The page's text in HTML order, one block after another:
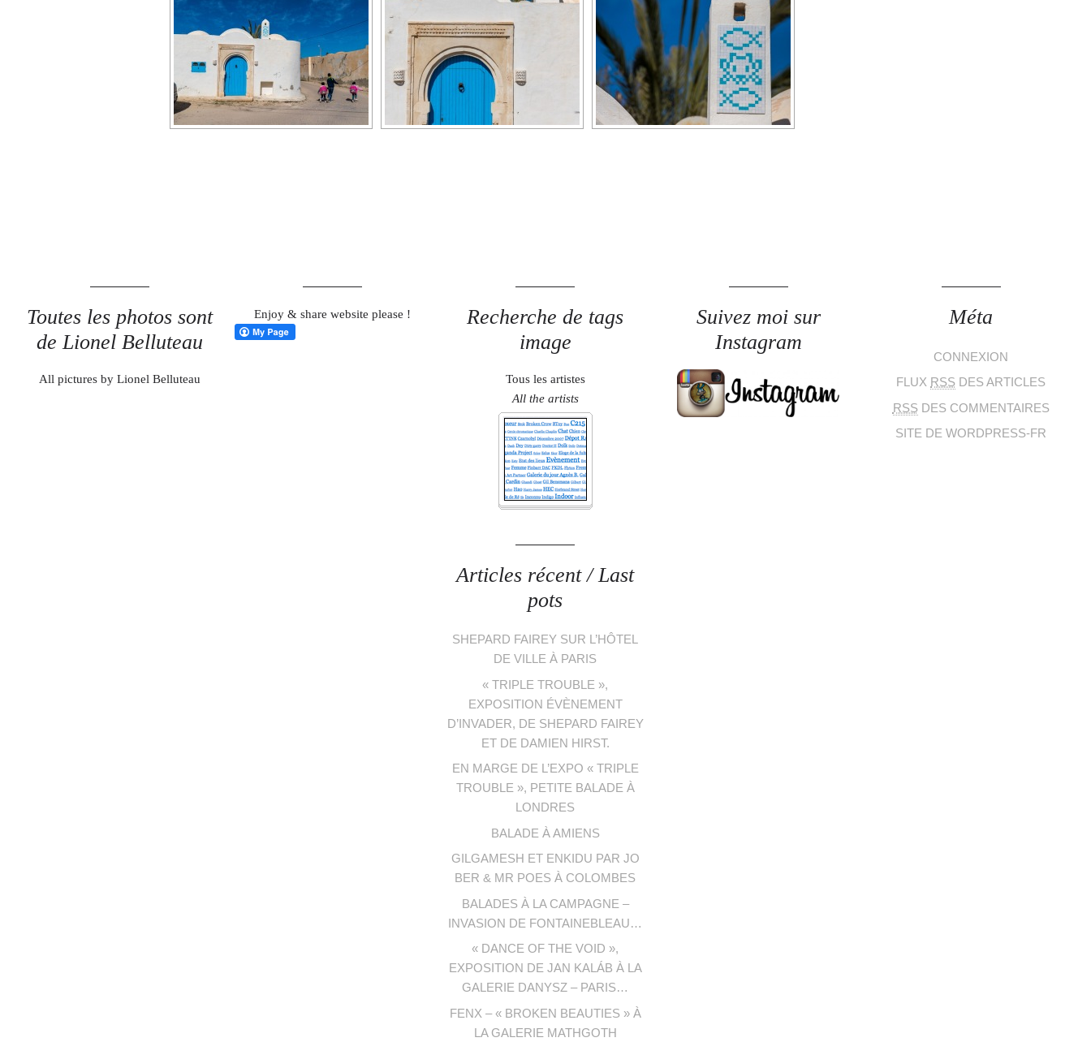
Toutes les photos sont
de Lionel Belluteau
All pictures by Lionel Belluteau
Enjoy & share website please !
Recherche de tags
image
Tous les artistes
All the artists
Suivez moi sur
Instagram
Méta
CONNEXION
FLUX RSS DES ARTICLES
RSS DES COMMENTAIRES
SITE DE WORDPRESS-FR
Articles récent / Last
pots
SHEPARD FAIREY SUR L’HÔTEL
DE VILLE À PARIS
« TRIPLE TROUBLE »,
EXPOSITION ÉVÈNEMENT
D’INVADER, DE SHEPARD FAIREY
ET DE DAMIEN HIRST.
EN MARGE DE L’EXPO « TRIPLE
TROUBLE », PETITE BALADE À
LONDRES
BALADE À AMIENS
GILGAMESH ET ENKIDU PAR JO
BER & MR POES À COLOMBES
BALADES À LA CAMPAGNE –
INVASION DE FONTAINEBLEAU…
« DANCE OF THE VOID »,
EXPOSITION DE JAN KALÁB À LA
GALERIE DANYSZ – PARIS…
FENX – « BROKEN BEAUTIES » À
LA GALERIE MATHGOTH